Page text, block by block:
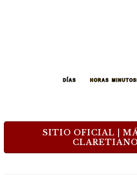
DÍAS HORAS MINUTOS
SITIO OFICIAL |